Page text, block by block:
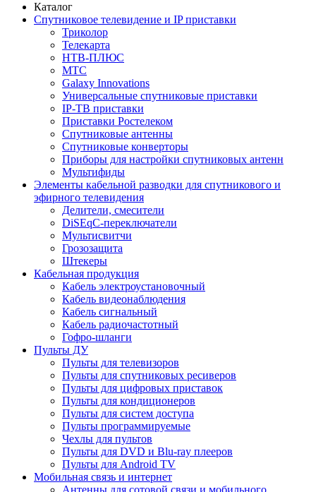
Каталог
Спутниковое телевидение и IP приставки
Триколор
Телекарта
НТВ-ПЛЮС
МТС
Galaxy Innovations
Универсальные спутниковые приставки
IP-ТВ приставки
Приставки Ростелеком
Спутниковые антенны
Спутниковые конверторы
Приборы для настройки спутниковых антенн
Мультифиды
Элементы кабельной разводки для спутникового и
эфирного телевидения
Делители, смесители
DiSEqC-переключатели
Мультисвитчи
Грозозащита
Штекеры
Кабельная продукция
Кабель электроустановочный
Кабель видеонаблюдения
Кабель сигнальный
Кабель радиочастотный
Гофро-шланги
Пульты ДУ
Пульты для телевизоров
Пульты для спутниковых ресиверов
Пульты для цифровых приставок
Пульты для кондиционеров
Пульты для систем доступа
Пульты программируемые
Чехлы для пультов
Пульты для DVD и Blu-ray плееров
Пульты для Android TV
Мобильная связь и интернет
Антенны для сотовой связи и мобильного